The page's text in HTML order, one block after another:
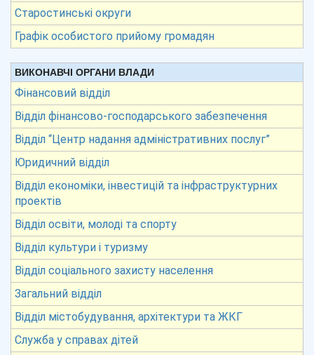
Старостинські округи
Графік особистого прийому громадян
ВИКОНАВЧІ ОРГАНИ ВЛАДИ
Фінансовий відділ
Відділ фінансово-господарського забезпечення
Відділ “Центр надання адміністративних послуг”
Юридичний відділ
Відділ економіки, інвестицій та інфраструктурних
проектів
Відділ освіти, молоді та спорту
Відділ культури і туризму
Відділ соціального захисту населення
Загальний відділ
Відділ містобудування, архітектури та ЖКГ
Служба у справах дітей